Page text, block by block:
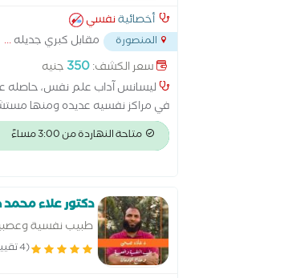
أخصائيةنفسي
المنصورة مقابل كبري جديله...
سعر الكشف:350 جنيه
في مراكز نفسيه عديده ومنها
متاحة النهاردة من 3:00 مساءً
دكتور علاء
طبيب نفسية
(4 تقييم)